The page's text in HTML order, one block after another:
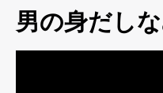
男の身だし